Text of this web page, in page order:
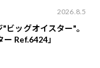
2026.8.5
ビッグオイスター"。
Ref.6424」